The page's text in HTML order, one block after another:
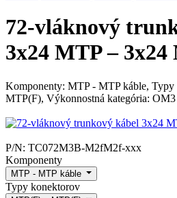
72-vláknový
3x24 MTP – 3x24
Komponenty: MTP - MTP káble,
MTP(F), Výkonnostná kategória:
P/N: TC072M3B-M2fM2f-xxx
Komponenty
MTP - MTP káble
Typy konektorov